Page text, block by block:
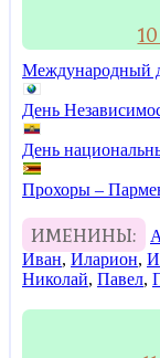
Международный
День
День
Прохоры –
ИМЕНИНЫ:
Иван, Иларион,
Николай, Павел,